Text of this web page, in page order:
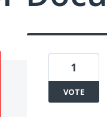
1
VOTE